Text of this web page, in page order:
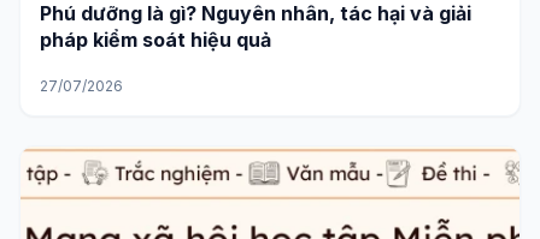
Phú dưỡng là gì? Nguyên nhân, tác hại và giải
pháp kiểm soát hiệu quả
27/07/2026